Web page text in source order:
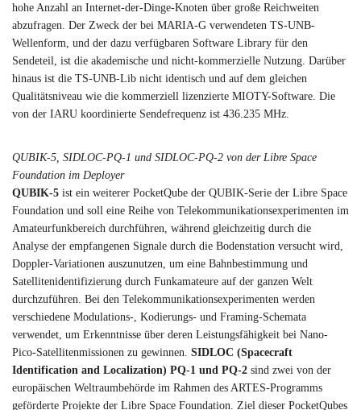
hohe Anzahl an Internet-der-Dinge-Knoten über große Reichweiten
abzufragen. Der Zweck der bei MARIA-G verwendeten TS-UNB-
Wellenform, und der dazu verfügbaren Software Library für den
Sendeteil, ist die akademische und nicht-kommerzielle Nutzung. Darüber
hinaus ist die TS-UNB-Lib nicht identisch und auf dem gleichen
Qualitätsniveau wie die kommerziell lizenzierte MIOTY-Software. Die
von der IARU koordinierte Sendefrequenz ist 436.235 MHz.
QUBIK-5, SIDLOC-PQ-1 und SIDLOC-PQ-2 von der Libre Space
Foundation im Deployer
QUBIK-5 ist ein weiterer PocketQube der QUBIK-Serie der Libre Space
Foundation und soll eine Reihe von Telekommunikationsexperimenten im
Amateurfunkbereich durchführen, während gleichzeitig durch die
Analyse der empfangenen Signale durch die Bodenstation versucht wird,
Doppler-Variationen auszunutzen, um eine Bahnbestimmung und
Satellitenidentifizierung durch Funkamateure auf der ganzen Welt
durchzuführen. Bei den Telekommunikationsexperimenten werden
verschiedene Modulations-, Kodierungs- und Framing-Schemata
verwendet, um Erkenntnisse über deren Leistungsfähigkeit bei Nano-
Pico-Satellitenmissionen zu gewinnen. SIDLOC (Spacecraft
Identification and Localization) PQ-1 und PQ-2 sind zwei von der
europäischen Weltraumbehörde im Rahmen des ARTES-Programms
geförderte Projekte der Libre Space Foundation. Ziel dieser PocketQubes